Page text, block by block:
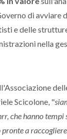
di avviare
e delle
nella
Scicolone, "
che hanno
pronte a